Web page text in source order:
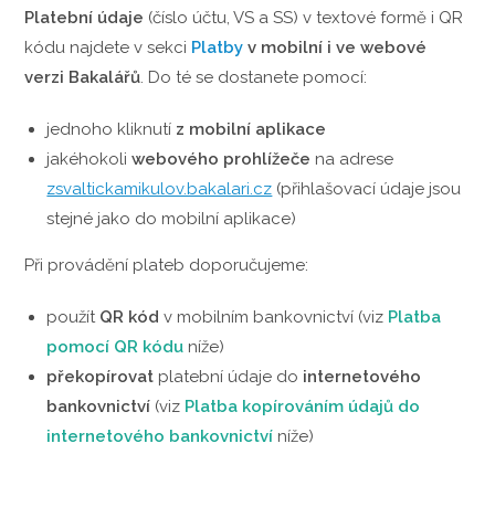
Platební údaje (číslo účtu, VS a SS) v textové formě i QR
kódu najdete v sekci Platby v mobilní i ve webové
verzi Bakalářů . Do té se dostanete pomocí:
jednoho kliknutí z mobilní aplikace
jakéhokoliwebového prohlížeče na adrese
zsvaltickamikulov.bakalari.cz (přihlašovací údaje jsou
stejné jako do mobilní aplikace)
Při provádění plateb doporučujeme:
použít QR kód v mobilním bankovnictví (viz Platba
pomocí QR kódu níže)
překopírovat platební údaje do internetového
bankovnictví (viz Platba kopírováním údajů do
internetového bankovnictví níže)